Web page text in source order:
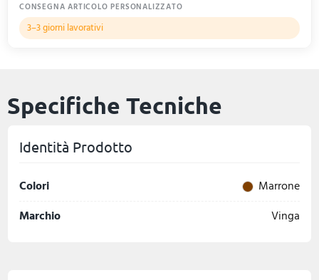
CONSEGNA ARTICOLO PERSONALIZZATO
3–3 giorni lavorativi
Specifiche Tecniche
Identità Prodotto
Colori
Marrone
Marchio
Vinga